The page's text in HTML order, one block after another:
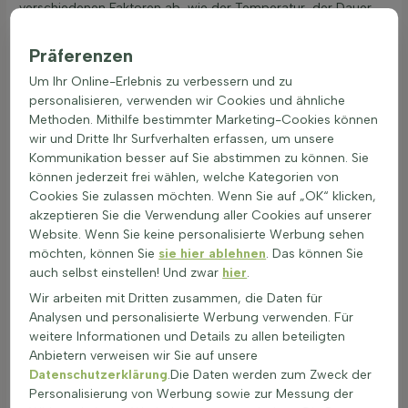
verschiedenen Faktoren ab, wie der Temperatur, der Dauer
Pflanzen sind oft widerstandsfähig gegen Kälte, aber starke
Winde können sie dennoch schädigen. Ein geschützter
Standort im Garten kann helfen, die Pflanzen vor
Frostschäden zu bewahren.
Immergrüne Pflanzen sind in der Regel hitze- und
trockenheitsresistent. Ihre Blätter haben oft eine
Wachsschicht oder sind behaart, was die Verdunstung
reduziert. Ein tiefes Wurzelsystem ermöglicht es ihnen,
Wasser aus tieferen Bodenschichten zu ziehen, was sie ideal
für trockene Sommer macht.
Die meisten immergrünen Pflanzen sind ungiftig und sicher
für Gärten mit Kindern und Haustieren. Bei normalem
Bedenken gepflanzt werden.
Immergrüne Pflanzen tragen zur Biodiversität bei, indem sie
Lebensraum und Nahrung für verschiedene Tierarten bieten.
Sie können das Gleichgewicht im Ökosystem unterstützen
und die Resistenz des Gartens gegen Krankheiten und
Präferenzen
Um Ihr Online-Erlebnis zu verbessern und zu
personalisieren, verwenden wir Cookies und ähnliche
Methoden. Mithilfe bestimmter Marketing-Cookies können
wir und Dritte Ihr Surfverhalten erfassen, um unsere
Kommunikation besser auf Sie abstimmen zu können. Sie
können jederzeit frei wählen, welche Kategorien von
Cookies Sie zulassen möchten. Wenn Sie auf „OK“ klicken,
akzeptieren Sie die Verwendung aller Cookies auf unserer
Website. Wenn Sie keine personalisierte Werbung sehen
möchten, können Sie sie hier ablehnen. Das können Sie
auch selbst einstellen! Und zwar hier.
Wir arbeiten mit Dritten zusammen, die Daten für
Analysen und personalisierte Werbung verwenden. Für
weitere Informationen und Details zu allen beteiligten
Anbietern verweisen wir Sie auf unsere
Datenschutzerklärung.Die Daten werden zum Zweck der
Personalisierung von Werbung sowie zur Messung der